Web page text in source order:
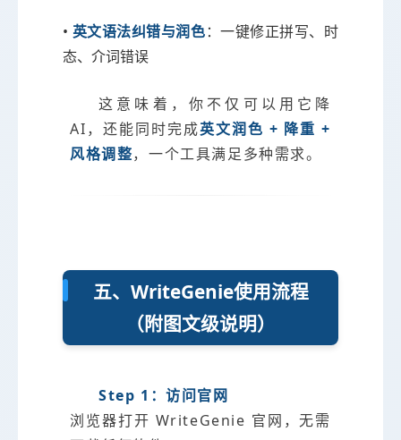
• 英文语法纠错与润色：一键修正拼写、时
态、介词错误
这意味着，你不仅可以用它降
AI，还能同时完成英文润色 + 降重 +
风格调整，一个工具满足多种需求。
五、WriteGenie使用流程
（附图文级说明）
Step 1：访问官网
浏览器打开 WriteGenie 官网，无需